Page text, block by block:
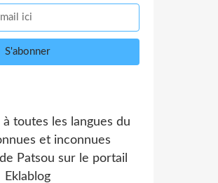
toutes les langues du
et inconnues
Patsou sur le portail
Eklablog